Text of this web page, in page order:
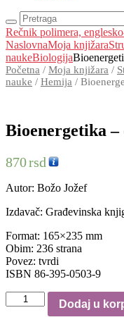
Rečnik polimera,
NaslovnaMoja knjižara
naukeBiologija
Početna / Moja knjižara /
nauke / Hemija /
Bioenergetika
870rsd
Autor: Božo Jožef
Izdavač: Građevinska
Format: 165×235 mm
Obim: 236 strana
Povez: tvrdi
ISBN 86-395-0503-9
Bioenergetika
-
Dodaj u